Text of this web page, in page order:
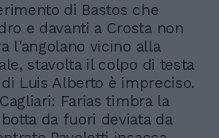
di Bastos che
e davanti a Crosta non
l'angolano vicino alla
stavolta il colpo di testa
Luis Alberto è impreciso.
Farias timbra la
da fuori deviata da